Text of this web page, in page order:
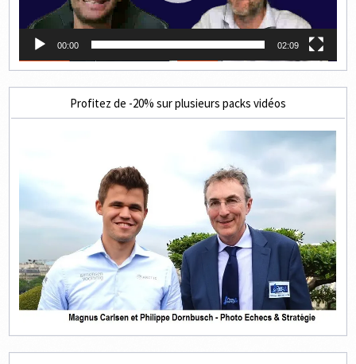
00:00 02:09
Profitez de -20% sur plusieurs packs vidéos